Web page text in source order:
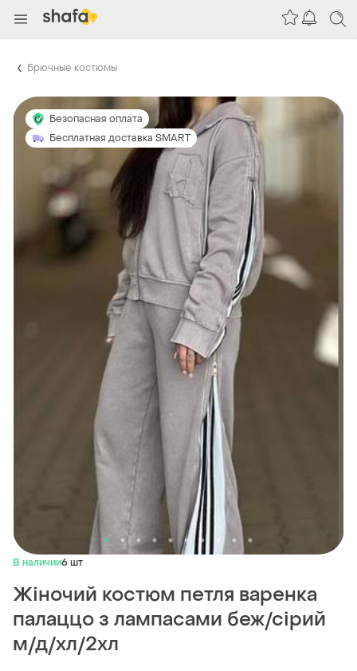
Брючные костюмы
Безопасная оплата
Бесплатная доставка SMART
В наличии6 шт
Жіночий костюм петля варенка
палаццо з лампасами беж/сірий
м/д/хл/2хл